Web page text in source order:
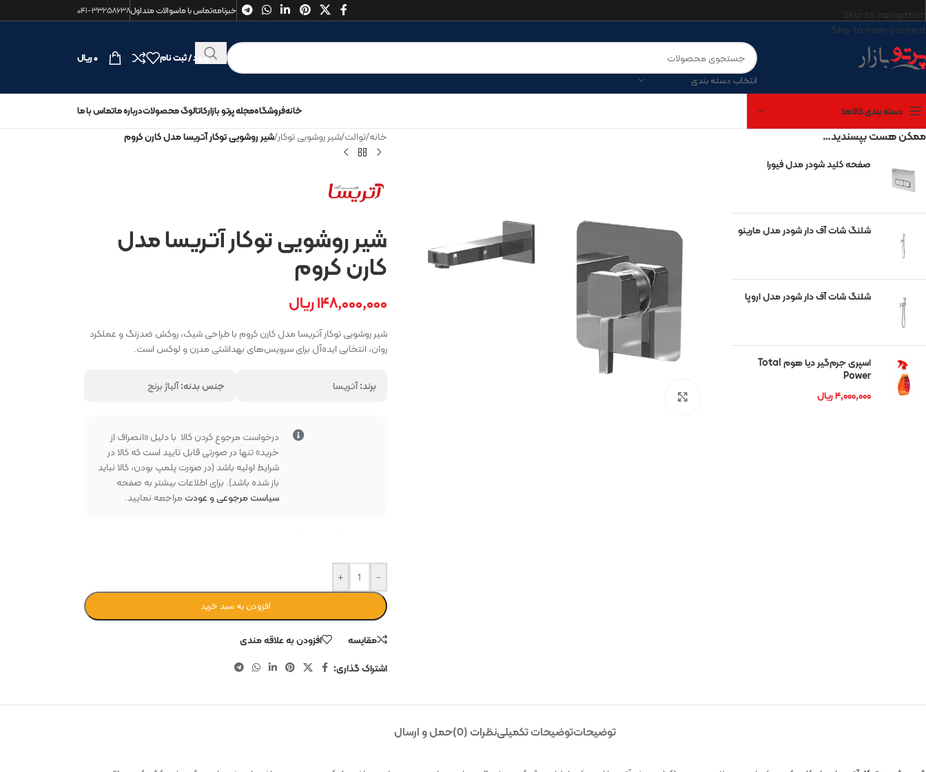
Skip to navigation
Skip to main content
خبرنامهتماس با ماسوالات متداول۰۴۱-۳۳۲۵۸۶۳۸
انتخاب دسته بندی
ورود / ثبت نام ۰ریال
دسته بندی کالاها
برندهای موجود
شیرآلات شودر
چینی کرد
گاتریا
ریتون
خانهفروشگاهمجله پرتو بازارکاتالوگ محصولاتدرباره ماتماس با ما
ممکن هست بپسندید…
صفحه کلید شودر مدل فیورا
شلنگ شات آف دار شودر مدل مارینو
شلنگ شات آف دار شودر مدل اروپا
اسپری جرم‌گیر دیا هوم Total
Power
۴,۰۰۰,۰۰۰ریال
خانه/توالت/شیر روشویی توکار/شیر روشویی توکار آتریسا مدل کارن کروم
شیر روشویی توکار آتریسا مدل
کارن کروم
۱۴۸,۰۰۰,۰۰۰ریال
شیر روشویی توکار آتریسا مدل کارن کروم با طراحی شیک، روکش ضدزنگ و عملکرد
روان، انتخابی ایده‌آل برای سرویس‌های بهداشتی مدرن و لوکس است.
برند:آتریسا جنس بدنه:آلیاژ برنج
درخواست مرجوع کردن کالا با دلیل «انصراف از
خرید» تنها در صورتی قابل تایید است که کالا در
شرایط اولیه باشد (در صورت پلمپ بودن، کالا نباید
باز شده باشد). برای اطلاعات بیشتر به صفحه
سیاست مرجوعی و عودتمراجعه نمایید.
-
+
افزودن به سبد خرید
مقایسه
افزودن به علاقه مندی
اشتراک گذاری:
توضیحاتتوضیحات تکمیلینظرات (0) حمل و ارسال